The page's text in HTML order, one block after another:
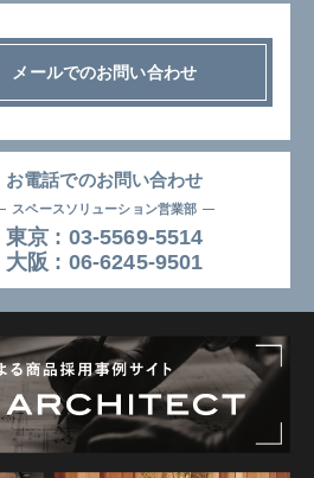
メールでのお問い合わせ
お電話でのお問い合わせ
スペースソリューション営業部
東京 : 03-5569-5514
⼤阪 : 06-6245-9501